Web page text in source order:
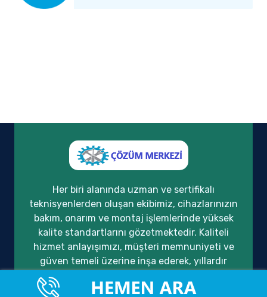
Her biri alanında uzman ve sertifikalı
teknisyenlerden oluşan ekibimiz, cihazlarınızın
bakım, onarım ve montaj işlemlerinde yüksek
kalite standartlarını gözetmektedir. Kaliteli
hizmet anlayışımızı, müşteri memnuniyeti ve
güven temeli üzerine inşa ederek, yıllardır
sektörde güvenilir bir çözüm ortağı olarak
hizmet vermekteyiz.